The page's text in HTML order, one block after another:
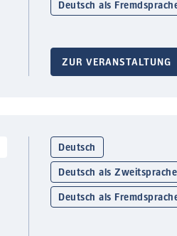
Deutsch als
ZUR VERANSTALTUNG
Deutsch
Deutsch als Zweitsprache
Deutsch als